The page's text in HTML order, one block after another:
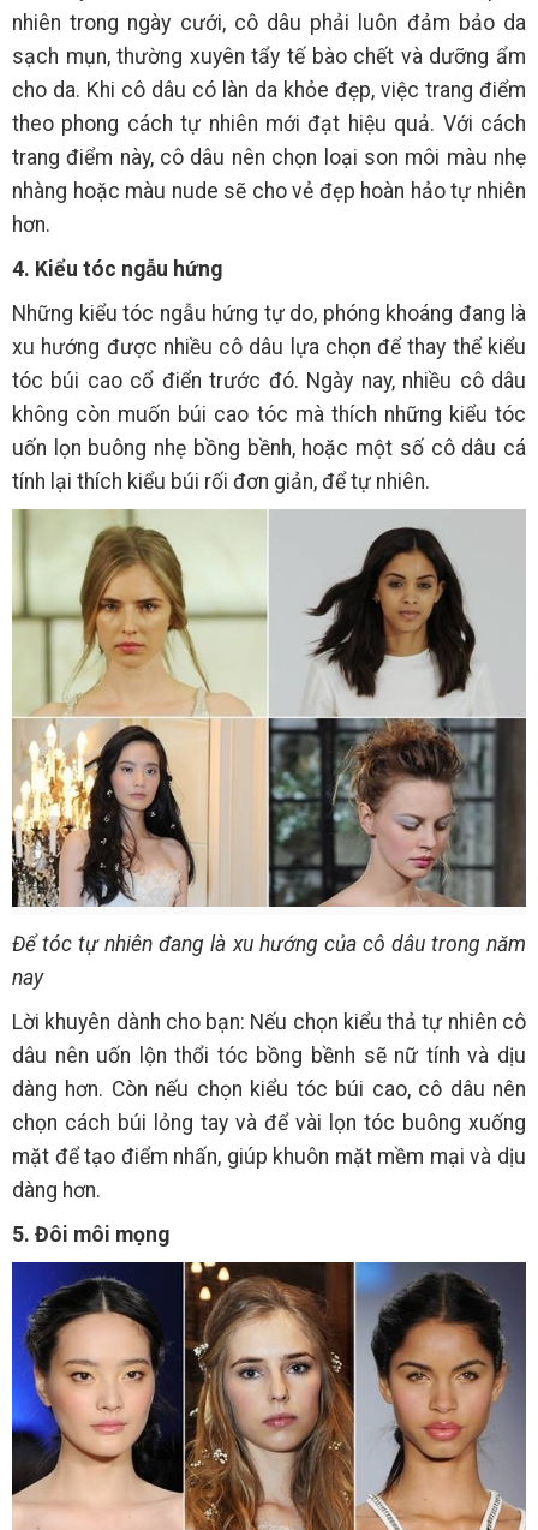
nhiên trong ngày cưới, cô dâu phải luôn đảm bảo da
sạch mụn, thường xuyên tẩy tế bào chết và dưỡng ẩm
cho da. Khi cô dâu có làn da khỏe đẹp, việc trang điểm
theo phong cách tự nhiên mới đạt hiệu quả. Với cách
trang điểm này, cô dâu nên chọn loại son môi màu nhẹ
nhàng hoặc màu nude sẽ cho vẻ đẹp hoàn hảo tự nhiên
hơn.
4. Kiểu tóc ngẫu hứng
Những kiểu tóc ngẫu hứng tự do, phóng khoáng đang là
xu hướng được nhiều cô dâu lựa chọn để thay thể kiểu
tóc búi cao cổ điển trước đó. Ngày nay, nhiều cô dâu
không còn muốn búi cao tóc mà thích những kiểu tóc
uốn lọn buông nhẹ bồng bềnh, hoặc một số cô dâu cá
tính lại thích kiểu búi rối đơn giản, để tự nhiên.
Để tóc tự nhiên đang là xu hướng của cô dâu trong năm
nay
Lời khuyên dành cho bạn: Nếu chọn kiểu thả tự nhiên cô
dâu nên uốn lộn thổi tóc bồng bềnh sẽ nữ tính và dịu
dàng hơn. Còn nếu chọn kiểu tóc búi cao, cô dâu nên
chọn cách búi lỏng tay và để vài lọn tóc buông xuống
mặt để tạo điểm nhấn, giúp khuôn mặt mềm mại và dịu
dàng hơn.
5. Đôi môi mọng